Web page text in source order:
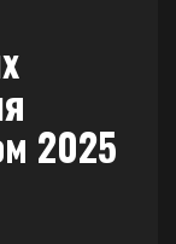
2025